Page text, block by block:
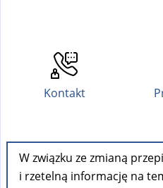
Kontakt
W związku ze zmianą
i rzetelną informację na